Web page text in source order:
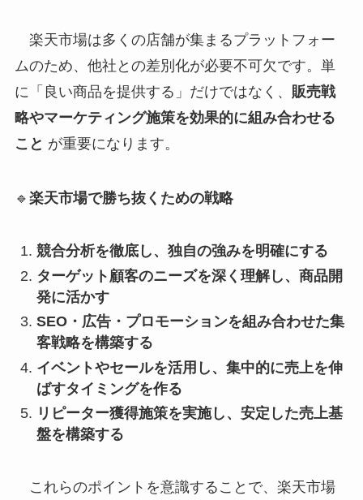
楽天市場は多くの店舗が集まるプラットフォー
ムのため、他社との差別化が必要不可欠です。単
に「良い商品を提供する」だけではなく、 販売戦
略やマーケティング施策を効果的に組み合わせる
こと が重要になります。
🔹 楽天市場で勝ち抜くための戦略
競合分析を徹底し、独自の強みを明確にする
ターゲット顧客のニーズを深く理解し、商品開
発に活かす
SEO・広告・プロモーションを組み合わせた集
客戦略を構築する
イベントやセールを活用し、集中的に売上を伸
ばすタイミングを作る
リピーター獲得施策を実施し、安定した売上基
盤を構築する
これらのポイントを意識することで、楽天市場